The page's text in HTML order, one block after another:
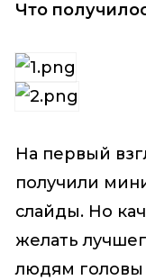
Что
На первый
получили
слайды. Но
желать
людям головы